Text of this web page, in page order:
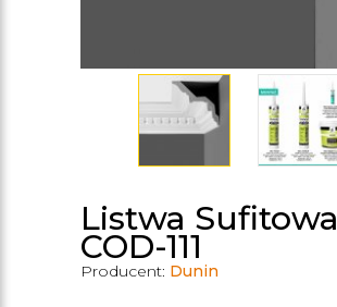
Listwa Sufitowa
COD-111
Producent: Dunin